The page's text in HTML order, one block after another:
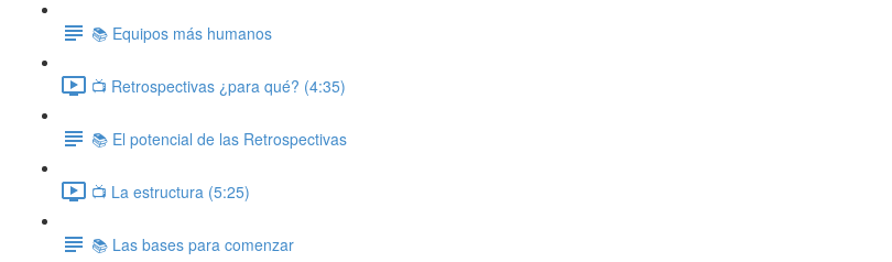
📚 Equipos más humanos
📺 Retrospectivas ¿para qué? (4:35)
📚 El potencial de las Retrospectivas
📺 La estructura (5:25)
📚 Las bases para comenzar